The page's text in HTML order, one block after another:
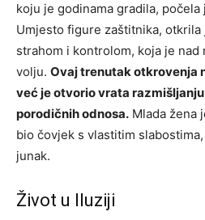
koju je godinama gradila, počela
Umjesto figure zaštitnika,
strahom i kontrolom, koja je nad
volju. Ovaj trenutak otkrovenja
već je otvorio vrata
porodičnih odnosa. Mlada žena
bio čovjek s vlastitim
junak.
Život u Iluziji